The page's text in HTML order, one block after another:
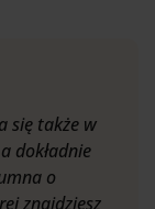
się także w
dokładnie
o
znajdziesz